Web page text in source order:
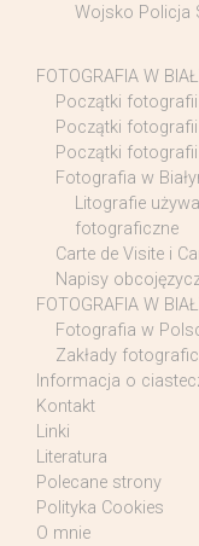
Wojsko Policja
FOTOGRAFIA W
Początki
Początki
Początki
Fotografia w
Litografie
fotograficzne
Carte de Visite i
Napisy
FOTOGRAFIA W
Fotografia w
Zakłady
Informacja o
Kontakt
Linki
Literatura
Polecane strony
Polityka Cookies
O mnie